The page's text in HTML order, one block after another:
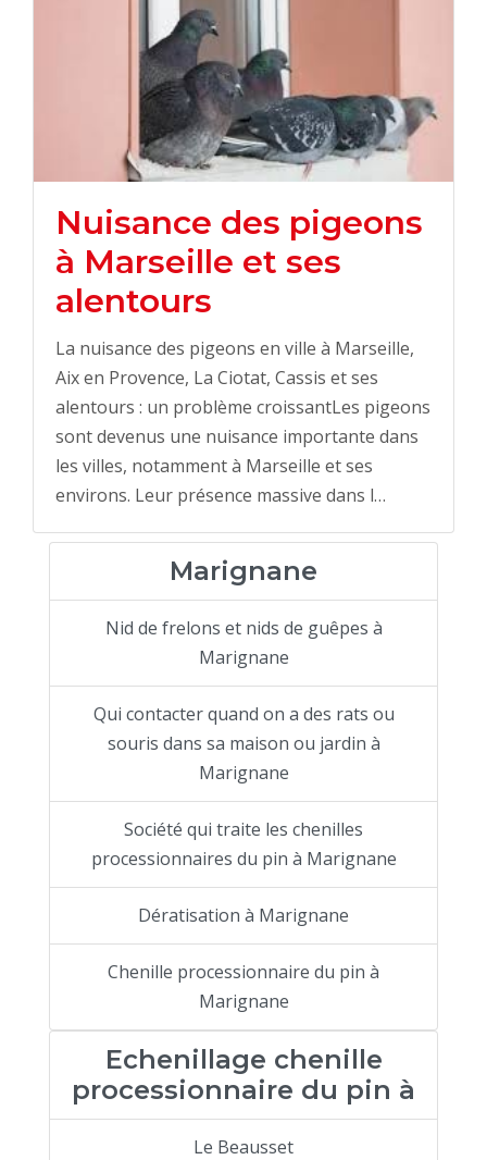
Nuisance des pigeons
à Marseille et ses
alentours
La nuisance des pigeons en ville à Marseille,
Aix en Provence, La Ciotat, Cassis et ses
alentours : un problème croissantLes pigeons
sont devenus une nuisance importante dans
les villes, notamment à Marseille et ses
environs. Leur présence massive dans l…
Marignane
Nid de frelons et nids de guêpes à
Marignane
Qui contacter quand on a des rats ou
souris dans sa maison ou jardin à
Marignane
Société qui traite les chenilles
processionnaires du pin à Marignane
Dératisation à Marignane
Chenille processionnaire du pin à
Marignane
Echenillage chenille
processionnaire du pin à
Le Beausset